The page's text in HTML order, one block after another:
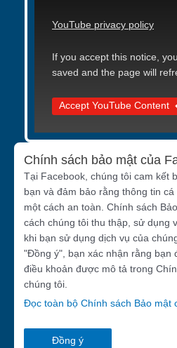
YouTube privacy policy
If you accept this notice,
saved and the page will
Accept YouTube Content
Chính sách bảo mật của
Tại Facebook, chúng tôi cam kết
bạn và đảm bảo rằng thông tin
một cách an toàn. Chính sách
cách chúng tôi thu thập, sử dụng
khi bạn sử dụng dịch vụ của
"Đồng ý", bạn xác nhận rằng bạn
điều khoản được mô tả trong
chúng tôi.
Đọc toàn bộ Chính sách Bảo mật
Đồng ý